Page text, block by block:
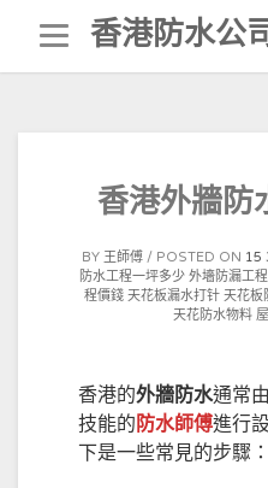
content
香港防水公
香港外牆防
BY 王師傅 POSTED ON 15
防水工程一坪多少 外墻防漏工程
程價錢 天花板漏水打针 天花板
天花防水物料
香港的外牆防水通常
技能的 防水師傅進行
下是一些常見的步驟：